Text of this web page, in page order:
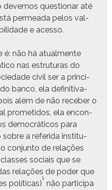
deve­mos ques­tionar até
per­me­a­da pelos val­
e acesso.
é: não há atual­mente
nas estru­turas do
civ­il ser a prin­ci­
ban­co, ela defin­i­ti­va­
além de não rece­ber o
prometi­dos, ela encon­
democráti­cos para
sobre a referi­da insti­tu­
con­jun­to de relações
soci­ais que se
relações de poder que
políti­cas)
1
não par­tic­i­pa